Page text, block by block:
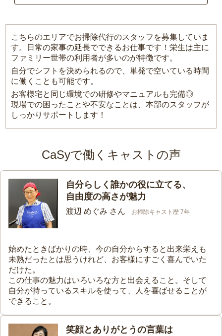
こちらのエリアでお掃除代行のスタッフを募集していま
す。日常の家事の延長でできるお仕事です！栄生は主に
ファミリー世帯の利用者が多いのが特徴です。
自分でシフトを決められるので、単発で空いている時間
に働くことも可能です。
お客様宅と同じ環境での研修やマニュアルも完備◎
現場での困ったことや不安なことは、本部のスタッフが
しっかりサポートします！
CaSyで働くキャストの声
自分らしく誰かの役に立てる、
自由度の高さが魅力
渡辺 めぐみ さん お掃除キャスト歴 7年
始めたときばかりの時、今の自分からすると出来栄えも
未熟だったとは思うけれど、お客様にすごく喜んでいた
だけた。
この仕事の魅力はいろいろな方と出会えること。そして
自分が持っているスキルを使って、人を喜ばせることが
できること。
笑顔とありがとうの言葉は